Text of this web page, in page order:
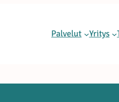
Palvelut Yritys